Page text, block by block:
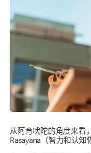
从阿育吠陀的角度来看
Rasayana（智力和认知